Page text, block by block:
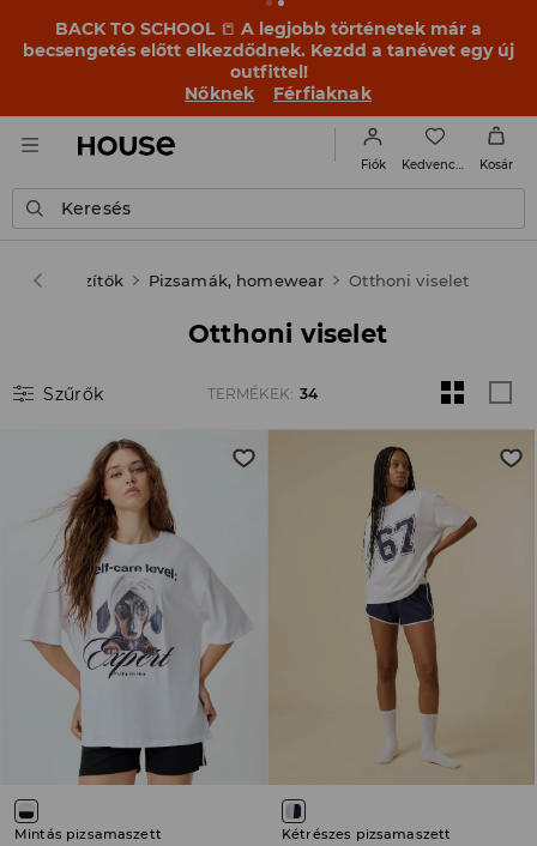
BACK TO SCHOOL 📒 A legjobb történetek már a
becsengetés előtt elkezdődnek. Kezdd a tanévet egy új
outfittel!
Nőknek
Férfiaknak
Fiók Kosár
Keresés
& kiegészítők Pizsamák, homewear Otthoni viselet
Otthoni viselet
Szűrők TERMÉKEK: 34
Mintás pizsamaszett Kétrészes pizsamaszett